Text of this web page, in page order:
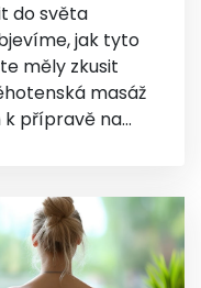
do světa
jak tyto
měly zkusit
masáž
k přípravě na